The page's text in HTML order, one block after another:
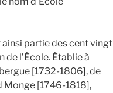
partie des cent vingt
l’École. Établie à
[1732-1806], de
Monge [1746-1818],